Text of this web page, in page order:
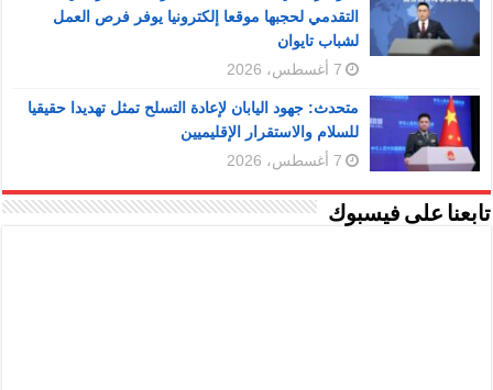
التقدمي لحجبها موقعا إلكترونيا يوفر فرص العمل
لشباب تايوان
7 أغسطس، 2026
متحدث: جهود اليابان لإعادة التسلح تمثل تهديدا حقيقيا
للسلام والاستقرار الإقليميين
7 أغسطس، 2026
تابعنا على فيسبوك